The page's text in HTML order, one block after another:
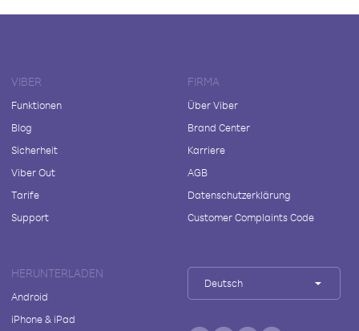
VIBER
Funktionen
Blog
Sicherheit
Viber Out
Tarife
Support
FIRMA
Über Viber
Brand Center
Karriere
AGB
Datenschutzerklärung
Customer Complaints Code
HERUNTERLADEN
Android
iPhone & iPad
Deutsch